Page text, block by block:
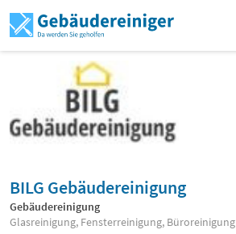
BILG Gebäudereinigung
Gebäudereinigung
Glasreinigung, Fensterreinigung, Büroreinigung